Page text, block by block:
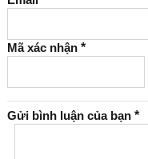
Mã xác nhận *
Gửi bình luận của bạn *